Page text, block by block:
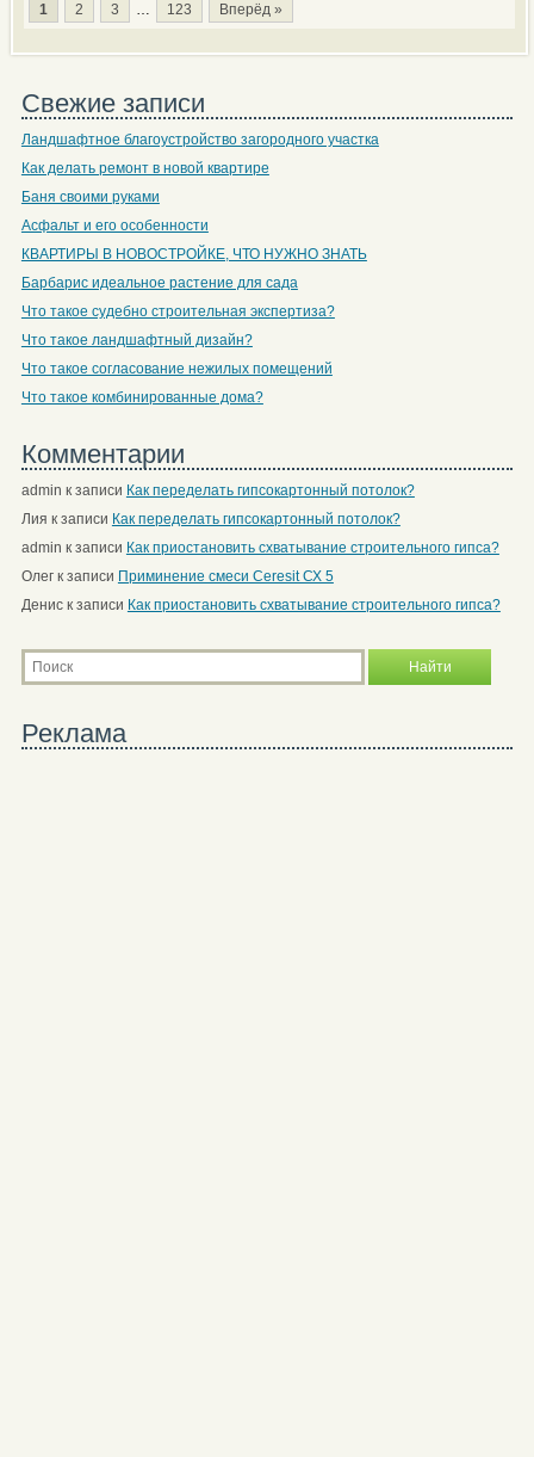
1 2 3 … 123 Вперёд »
Свежие записи
Ландшафтное благоустройство загородного участка
Как делать ремонт в новой квартире
Баня своими руками
Асфальт и его особенности
КВАРТИРЫ В НОВОСТРОЙКЕ, ЧТО НУЖНО ЗНАТЬ
Барбарис идеальное растение для сада
Что такое судебно строительная экспертиза?
Что такое ландшафтный дизайн?
Что такое согласование нежилых помещений
Что такое комбинированные дома?
Комментарии
admin к записи Как переделать гипсокартонный потолок?
Лия к записи Как переделать гипсокартонный потолок?
admin к записи Как приостановить схватывание строительного гипса?
Олегк записи Приминение смеси Ceresit СХ 5
Дениск записи Как приостановить схватывание строительного гипса?
Реклама